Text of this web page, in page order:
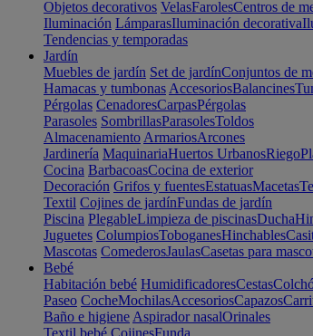
Objetos decorativos VelasFarolesCentros de
Iluminación LámparasIluminación decorativa
Tendencias y temporadas
Jardín
Muebles de jardín Set de jardínConjuntos de
Hamacas y tumbonas AccesoriosBalancines
Pérgolas CenadoresCarpasPérgolas
Parasoles SombrillasParasolesToldos
Almacenamiento ArmariosArcones
Jardinería MaquinariaHuertos UrbanosRiego
Cocina BarbacoasCocina de exterior
Decoración Grifos y fuentesEstatuasMacetas
Textil Cojines de jardínFundas de jardín
Piscina PlegableLimpieza de piscinasDucha
Juguetes ColumpiosToboganesHinchables
Mascotas ComederosJaulasCasetas para
Bebé
Habitación bebé HumidificadoresCestas
Paseo CocheMochilasAccesoriosCapazos
Baño e higiene Aspirador nasalOrinales
Textil bebé CojinesFunda